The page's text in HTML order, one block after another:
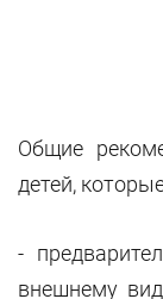
Общие
детей,
-
внешнему